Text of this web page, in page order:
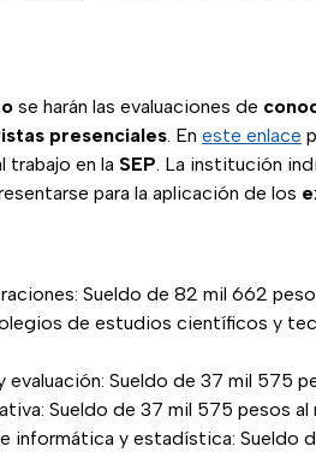
se harán las evaluaciones de
presenciales. En este enlace
trabajo en la SEP. La institución
para la aplicación de los
Sueldo de 82 mil 662
de estudios científicos y
Sueldo de 37 mil 575
Sueldo de 37 mil 575 pesos al
informática y estadística: Sueldo